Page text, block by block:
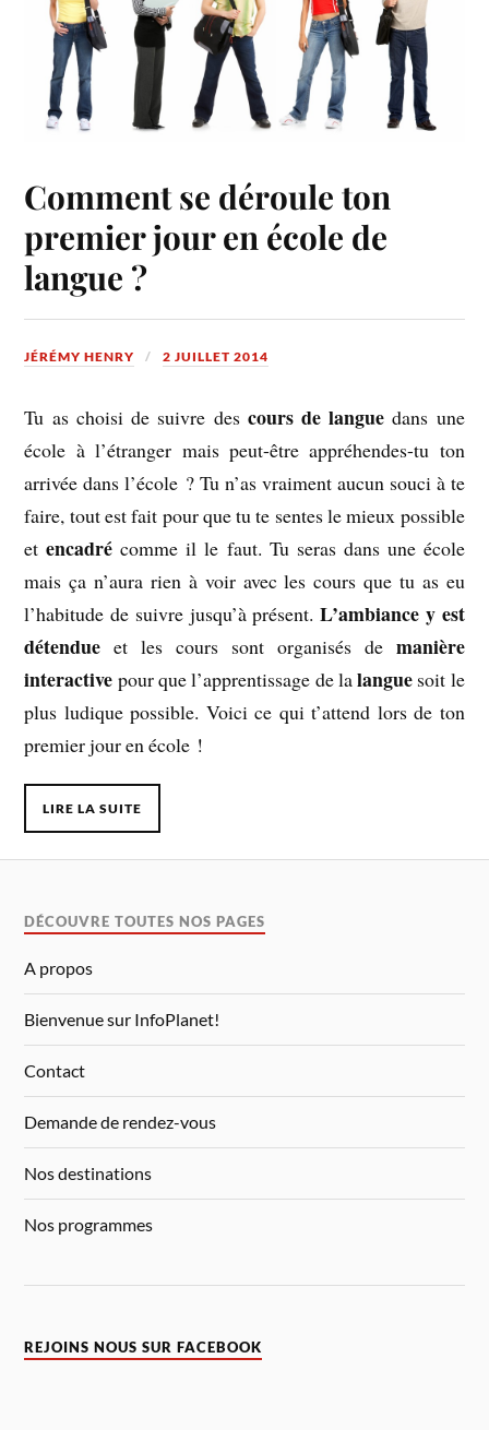
Comment se déroule ton
premier jour en école de
langue ?
JÉRÉMY HENRY 2 JUILLET 2014
Tu as choisi de suivre des cours de langue dans une
école à l’étranger mais peut-être appréhendes-tu ton
arrivée dans l’école ? Tu n’as vraiment aucun souci à te
faire, tout est fait pour que tu te sentes le mieux possible
etencadré comme il le faut. Tu seras dans une école
mais ça n’aura rien à voir avec les cours que tu as eu
l’habitude de suivre jusqu’à présent.L’ambiance y est
détendue et les cours sont organisés de manière
interactive pour que l’apprentissage de lalangue soit le
plus ludique possible. Voici ce qui t’attend lors de ton
premier jour en école !
LIRE LA SUITE
DÉCOUVRE TOUTES NOS PAGES
A propos
Bienvenue sur InfoPlanet!
Contact
Demande de rendez-vous
Nos destinations
Nos programmes
REJOINS NOUS SUR FACEBOOK